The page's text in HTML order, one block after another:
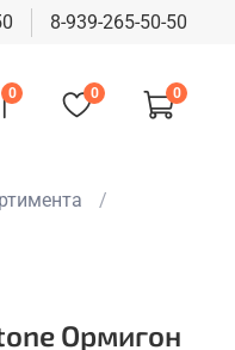
8-939-265-50-50
0 0 0
Ормигон